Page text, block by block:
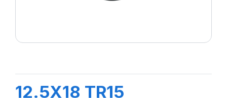
12.5X18 TR15